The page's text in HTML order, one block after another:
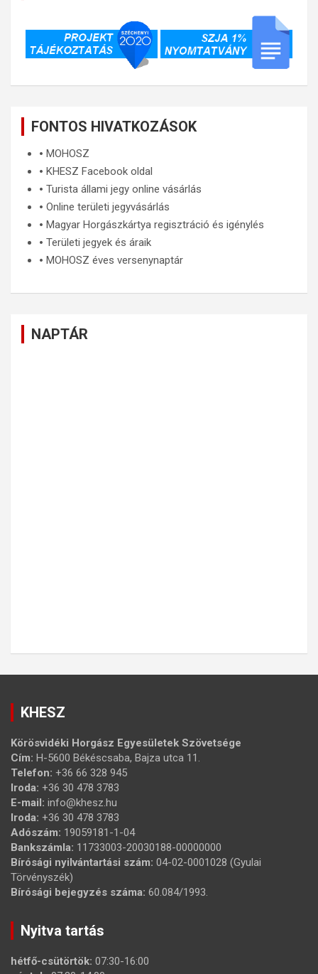
FONTOS HIVATKOZÁSOK
🞄 MOHOSZ
🞄 KHESZ Facebook oldal
🞄 Turista állami jegy online vásárlás
🞄 Online területi jegyvásárlás
🞄 Magyar Horgászkártya regisztráció és igénylés
🞄 Területi jegyek és áraik
🞄 MOHOSZ éves versenynaptár
NAPTÁR
KHESZ
Körösvidéki Horgász Egyesületek Szövetsége
Cím: H-5600 Békéscsaba, Bajza utca 11.
Telefon: +36 66 328 945
Iroda: +36 30 478 3783
E-mail: info@khesz.hu
Iroda: +36 30 478 3783
Adószám: 19059181-1-04
Bankszámla: 11733003-20030188-00000000
Bírósági nyilvántartási szám: 04-02-0001028 (Gyulai
Törvényszék)
Bírósági bejegyzés száma: 60.084/1993.
Nyitva tartás
hétfő-csütörtök: 07:30-16:00